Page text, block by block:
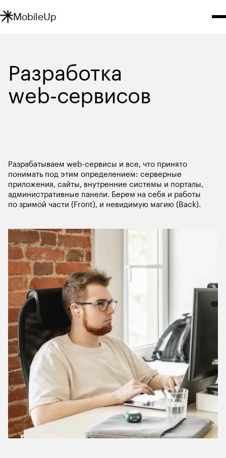
MobileUp
Разработка
Разработка web‑сервисов
Разрабатываем web-сервисы и все, что принято
понимать под этим определением: серверные
приложения, сайты, внутренние системы и порталы,
административные панели. Берем на себя и работы
по зримой части (Front), и невидимую магию (Back).